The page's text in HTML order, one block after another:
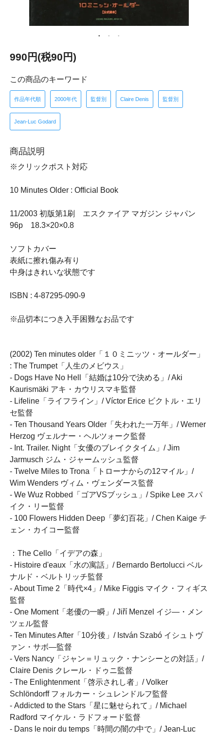
990円(税90円)
この商品のキーワード
作品年代順 2000年代 監督別 Claire Denis 監督別
Jean-Luc Godard
商品説明
※クリックポスト対応
10 Minutes Older : Official Book
11/2003 初版第1刷 エスクァイア マガジン ジャパン
96p 18.3×20×0.8
ソフトカバー
表紙に擦れ傷み有り
中身はきれいな状態です
ISBN : 4-87295-090-9
※品切本につき入手困難なお品です
(2002) Ten minutes older「１０ミニッツ・オールダー」
: The Trumpet「人生のメビウス」
- Dogs Have No Hell「結婚は10分で決める」/ Aki
Kaurismäki アキ・カウリスマキ監督
- Lifeline「ライフライン」/ Víctor Erice ビクトル・エリ
セ監督
- Ten Thousand Years Older「失われた一万年」/ Werner
Herzog ヴェルナー・ヘルツォーク監督
- Int. Trailer. Night「女優のブレイクタイム」/ Jim
Jarmusch ジム・ジャームッシュ監督
- Twelve Miles to Trona「トローナからの12マイル」/
Wim Wenders ヴィム・ヴェンダース監督
- We Wuz Robbed「ゴアVSブッシュ」/ Spike Lee スパ
イク・リー監督
- 100 Flowers Hidden Deep「夢幻百花」/ Chen Kaige チ
ェン・カイコー監督
：The Cello「イデアの森」
- Histoire d'eaux「水の寓話」/ Bernardo Bertolucci ベル
ナルド・ベルトリッチ監督
- About Time 2「時代×4」/ Mike Figgis マイク・フィギス
監督
- One Moment「老優の一瞬」/ Jiří Menzel イジ―・メン
ツェル監督
- Ten Minutes After「10分後」/ István Szabó イシュトヴ
ァン・サボ―監督
- Vers Nancy「ジャン＝リュック・ナンシーとの対話」/
Claire Denis クレール・ドゥニ監督
- The Enlightenment「啓示されし者」/ Volker
Schlöndorff フォルカー・シュレンドルフ監督
- Addicted to the Stars「星に魅せられて」/ Michael
Radford マイケル・ラドフォード監督
- Dans le noir du temps「時間の闇の中で」/ Jean-Luc